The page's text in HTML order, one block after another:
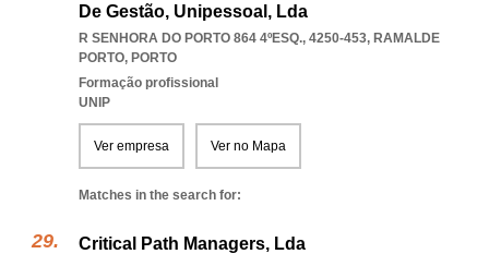
De Gestão, Unipessoal, Lda
R SENHORA DO PORTO 864 4ºESQ., 4250-453, RAMALDE
PORTO, PORTO
Formação profissional
UNIP
Ver empresa Ver no Mapa
Matches in the search for:
Critical Path Managers, Lda